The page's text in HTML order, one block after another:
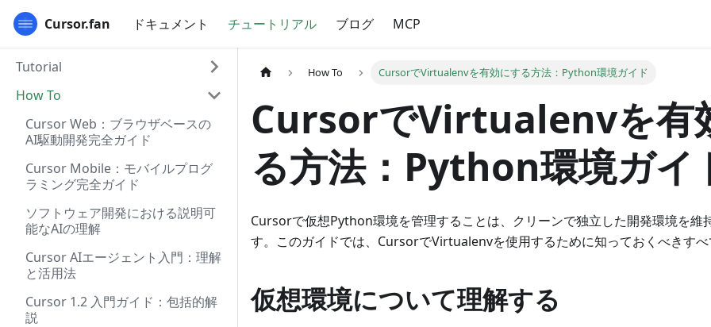
Cursor.fan ドキュメント チュートリアル ブログ MCP
Tutorial
How To
Cursor Web：ブラウザベースの
AI駆動開発完全ガイド
Cursor Mobile：モバイルプログ
ラミング完全ガイド
ソフトウェア開発における説明可
能なAIの理解
Cursor AIエージェント入門：理解
と活用法
Cursor 1.2 入門ガイド：包括的解
説
How To CursorでVirtualenvを有効にする方法：Python環境ガイド
CursorでVirtualenvを有
る方法：Python環境ガイ
Cursorで仮想Python環境を管理することは、クリーンで独立した開発環境を維
す。このガイドでは、CursorでVirtualenvを使用するために知っておくべきす
仮想環境について理解する